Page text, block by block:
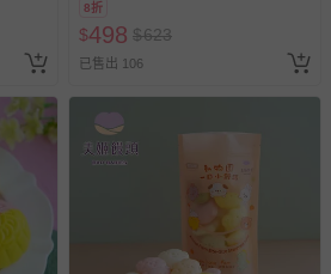
客製生日書、姓名貼等）。
音商品或電腦軟體（例如 DVD、CD
之數位內容或一經提供即為完成之線
事先同意始提供（例如線上課程、遊
。
8折
$498 $623
已售出 106